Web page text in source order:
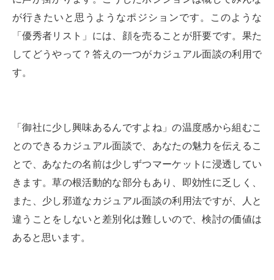
が行きたいと思うようなポジションです。このような
「優秀者リスト」には、顔を売ることが肝要です。果た
してどうやって？答えの一つがカジュアル面談の利用で
す。
「御社に少し興味あるんですよね」の温度感から組むこ
とのできるカジュアル面談で、あなたの魅力を伝えるこ
とで、あなたの名前は少しずつマーケットに浸透してい
きます。草の根活動的な部分もあり、即効性に乏しく、
また、少し邪道なカジュアル面談の利用法ですが、人と
違うことをしないと差別化は難しいので、検討の価値は
あると思います。